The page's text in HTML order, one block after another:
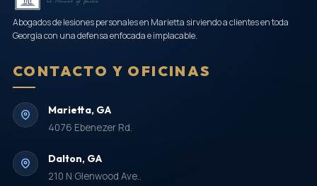
Abogados de lesiones personales en Marietta sirviendo a clientes en toda
Georgia con una defensa enfocada e implacable.
CONTACTO Y OFICINAS
Marietta, GA
4076 Ebenezer Rd.
Dalton, GA
210 N Glenwood Ave..